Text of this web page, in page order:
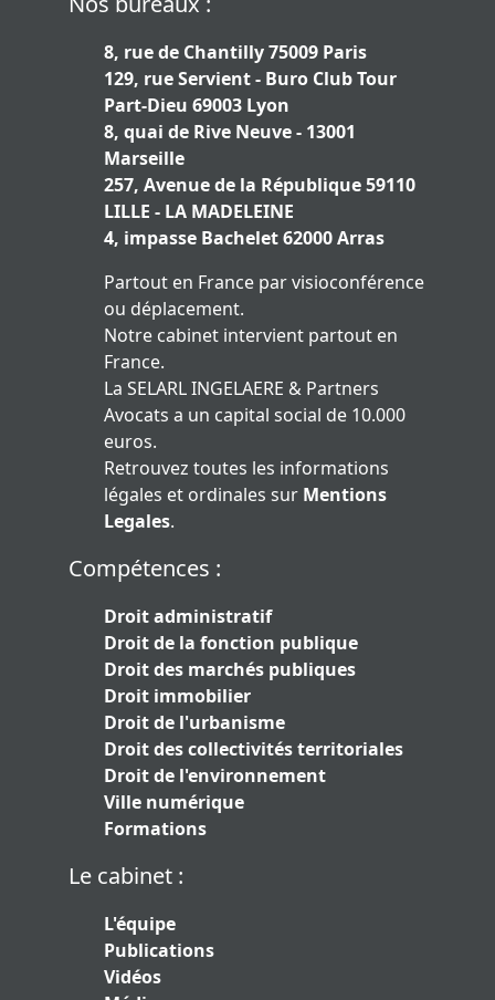
8, rue de Chantilly 75009 Paris
129, rue Servient - Buro Club Tour
Part-Dieu 69003 Lyon
8, quai de Rive Neuve - 13001
Marseille
257, Avenue de la République 59110
LILLE - LA MADELEINE
4, impasse Bachelet 62000 Arras
Partout en France par visioconférence
ou déplacement.
Notre cabinet intervient partout en
France.
La SELARL INGELAERE & Partners
Avocats a un capital social de 10.000
euros.
Retrouvez toutes les informations
légales et ordinales sur Mentions
Legales.
Compétences :
Droit administratif
Droit de la fonction publique
Droit des marchés publiques
Droit immobilier
Droit de l'urbanisme
Droit des collectivités territoriales
Droit de l'environnement
Ville numérique
Formations
Le cabinet :
L'équipe
Publications
Vidéos